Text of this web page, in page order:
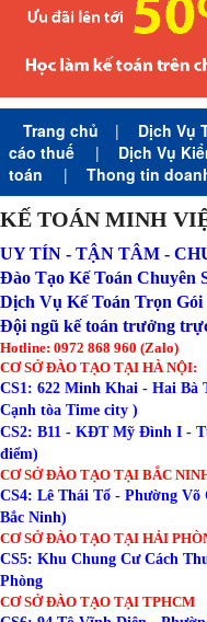
Trang chủ | Dịch Vụ
cáo thuế
| Dịch Vụ
toán
| Thong tin
KẾ TOÁN MINH
UY TÍN - TẬN TÂM -
Đào Tạo Kế Toán Chuyên
Dịch Vụ Kế Toán Trọn Gói
Đội ngũ kế toán trưởng
Hotline: 0972 868 960 (Zalo)
CƠ SỞ ĐÀO TẠO TẠI HÀ NỘI:
CS1: 622 Minh Khai - Hai Bà
Cạnh tòa Time city )
CS2: B11 - KĐT Mỹ Đình I -
điểm)
CƠ SỞ ĐÀO TẠO TẠI BẮC
CS4: Lê Thái Tổ - Phường Võ
Bắc Ninh)
CƠ SỞ ĐÀO TẠO TẠI HẢI
CS5: Khu Chung Cư Cách
Phòng
CƠ SỞ ĐÀO TẠO TẠI TPHCM